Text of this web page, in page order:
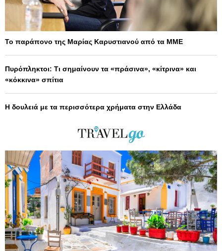
Το παράπονο της Μαρίας Καρυστιανού από τα ΜΜΕ
Πυρόπληκτοι: Τι σημαίνουν τα «πράσινα», «κίτρινα» και
«κόκκινα» σπίτια
Η δουλειά με τα περισσότερα χρήματα στην Ελλάδα